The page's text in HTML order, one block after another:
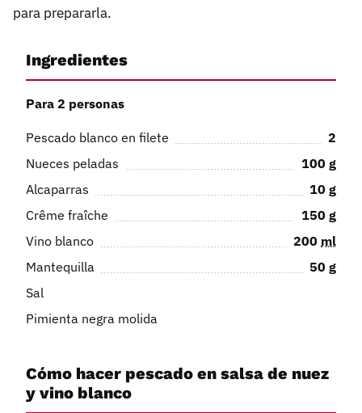
para prepararla.
Ingredientes
Para 2 personas
Pescado blanco en filete
2
Nueces peladas
100 g
Alcaparras
10 g
Crême fraîche
150 g
Vino blanco
200 ml
Mantequilla
50 g
Sal
Pimienta negra molida
Cómo hacer pescado en salsa de nuez
y vino blanco